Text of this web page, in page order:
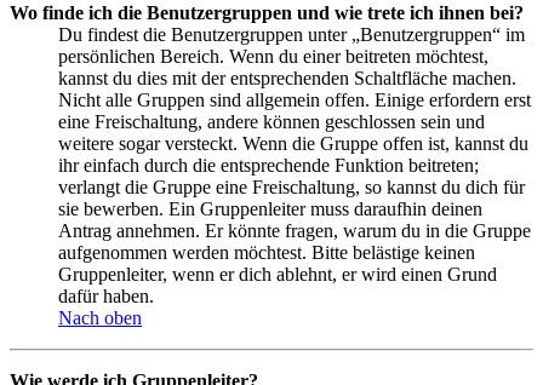
Wo finde ich die Benutzergruppen und wie trete ich ihnen bei?
Du findest die Benutzergruppen unter „Benutzergruppen“ im
persönlichen Bereich. Wenn du einer beitreten möchtest,
kannst du dies mit der entsprechenden Schaltfläche machen.
Nicht alle Gruppen sind allgemein offen. Einige erfordern erst
eine Freischaltung, andere können geschlossen sein und
weitere sogar versteckt. Wenn die Gruppe offen ist, kannst du
ihr einfach durch die entsprechende Funktion beitreten;
verlangt die Gruppe eine Freischaltung, so kannst du dich für
sie bewerben. Ein Gruppenleiter muss daraufhin deinen
Antrag annehmen. Er könnte fragen, warum du in die Gruppe
aufgenommen werden möchtest. Bitte belästige keinen
Gruppenleiter, wenn er dich ablehnt, er wird einen Grund
dafür haben.
Nach oben
Wie werde ich Gruppenleiter?